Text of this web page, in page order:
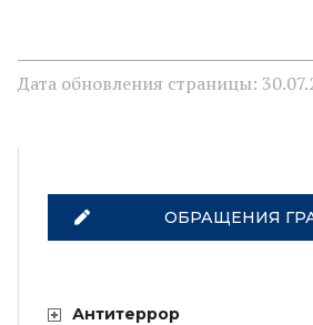
Дата обновления страницы:
ОБРАЩЕНИЯ
Антитеррор